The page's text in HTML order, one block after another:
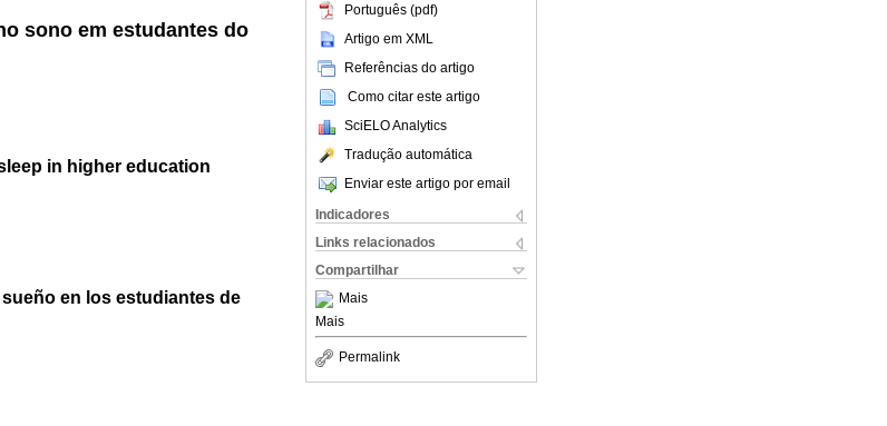
Português (pdf)
Artigo em XML
Referências do artigo
Como citar este artigo
SciELO Analytics
Tradução automática
Enviar este artigo por email
Indicadores
Links relacionados
Compartilhar
Mais
Mais
Permalink
sono em estudantes do
in higher education
en los estudiantes de